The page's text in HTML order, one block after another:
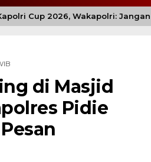
Cup 2026, Wakapolri:
di Masjid
Pidie